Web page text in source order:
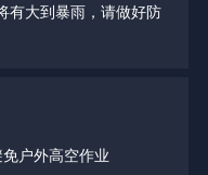
有大到暴雨，请做好防
户外高空作业